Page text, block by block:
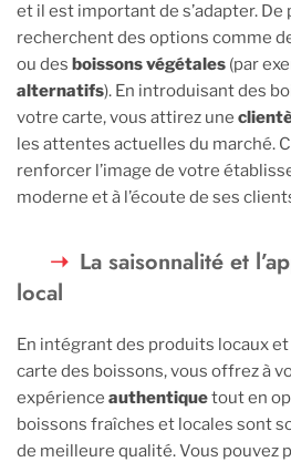
et il est important de s’adapter.
recherchent des options comme
ou des boissons végétales (par
alternatifs). En introduisant des
votre carte, vous attirez une
les attentes actuelles du marché.
renforcer l’image de votre
moderne et à l’écoute de ses
La saisonnalité et
local
En intégrant des produits locaux
carte des boissons, vous offrez à
expérience authentiquetout en
boissons fraîches et locales sont
de meilleure qualité. Vous pouvez